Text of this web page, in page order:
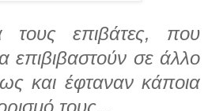
τους επιβάτες, που
επιβιβαστούν σε άλλο
και έφταναν κάποια
τους...